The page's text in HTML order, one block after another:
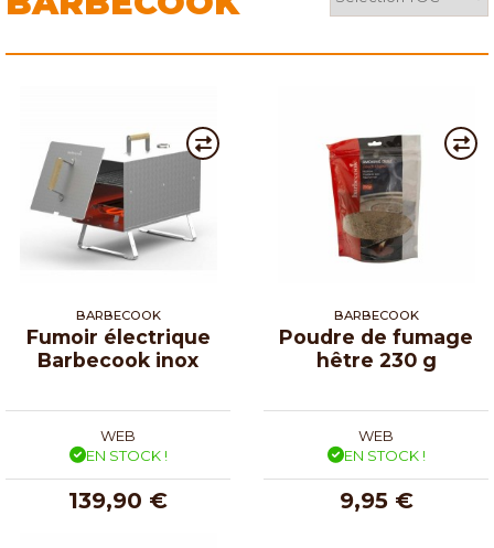
BARBECOOK
Fumoir électrique
Barbecook inox
WEB
EN STOCK !
139,90 €
BARBECOOK
Poudre de fumage
hêtre 230 g
WEB
EN STOCK !
9,95 €